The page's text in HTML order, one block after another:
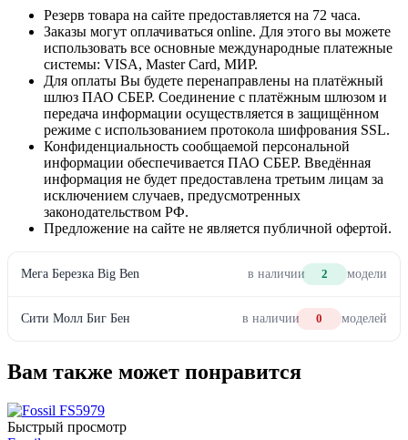
Резерв товара на сайте предоставляется на 72 часа.
Заказы могут оплачиваться online. Для этого вы можете
использовать все основные международные платежные
системы: VISA, Master Card, МИР.
Для оплаты Вы будете перенаправлены на платёжный
шлюз ПАО СБЕР. Соединение с платёжным шлюзом и
передача информации осуществляется в защищённом
режиме с использованием протокола шифрования SSL.
Конфиденциальность сообщаемой персональной
информации обеспечивается ПАО СБЕР. Введённая
информация не будет предоставлена третьим лицам за
исключением случаев, предусмотренных
законодательством РФ.
Предложение на сайте не является публичной офертой.
Мега Березка Big Ben в наличии 2 модели
Сити Молл Биг Бен в наличии 0 моделей
Вам также может понравится
Быстрый просмотр